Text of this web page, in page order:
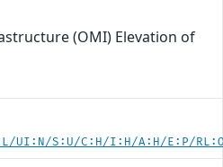
(OMI) Elevation of
UI:N/S:U/C:H/I:H/A:H/E:P/